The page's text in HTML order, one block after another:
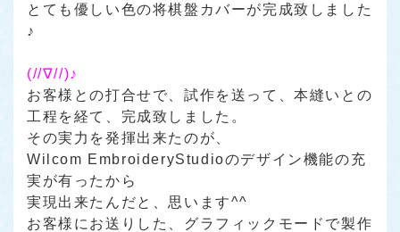
とても優しい色の将棋盤カバーが完成致しました
♪
(//∇//)♪
お客様との打合せで、試作を送って、本縫いとの
工程を経て、完成致しました。
その実力を発揮出来たのが、
Wilcom EmbroideryStudioのデザイン機能の充
実が有ったから
実現出来たんだと、思います^^
お客様にお送りした、グラフィックモードで製作